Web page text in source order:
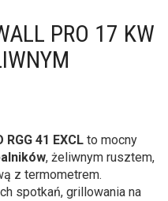
PRO 17 KW
41 EXCL to mocny
, żeliwnym rusztem,
z termometrem.
spotkań, grillowania na